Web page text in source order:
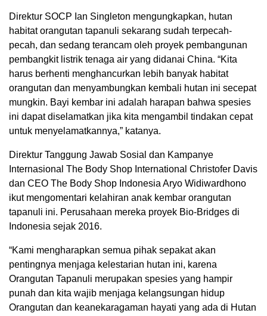
Direktur SOCP Ian Singleton mengungkapkan, hutan
habitat orangutan tapanuli sekarang sudah terpecah-
pecah, dan sedang terancam oleh proyek pembangunan
pembangkit listrik tenaga air yang didanai China. “Kita
harus berhenti menghancurkan lebih banyak habitat
orangutan dan menyambungkan kembali hutan ini secepat
mungkin. Bayi kembar ini adalah harapan bahwa spesies
ini dapat diselamatkan jika kita mengambil tindakan cepat
untuk menyelamatkannya,” katanya.
Direktur Tanggung Jawab Sosial dan Kampanye
Internasional The Body Shop International Christofer Davis
dan CEO The Body Shop Indonesia Aryo Widiwardhono
ikut mengomentari kelahiran anak kembar orangutan
tapanuli ini. Perusahaan mereka proyek Bio-Bridges di
Indonesia sejak 2016.
“Kami mengharapkan semua pihak sepakat akan
pentingnya menjaga kelestarian hutan ini, karena
Orangutan Tapanuli merupakan spesies yang hampir
punah dan kita wajib menjaga kelangsungan hidup
Orangutan dan keanekaragaman hayati yang ada di Hutan